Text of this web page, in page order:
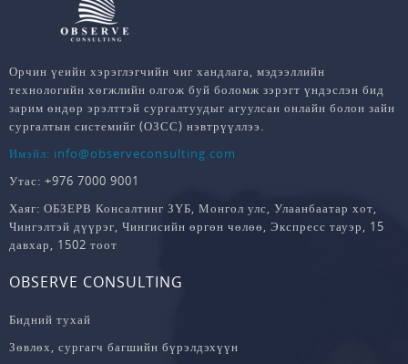
Орчин үеийн хэрэглэгчийн чиг хандлага, мэдээллийн
технологийн хөгжлийн олгож буй боломж зэрэгт үндэслэн бид
зарим өндөр эрэлттэй сургалтуудыг агуулсан онлайн болон зайн
сургалтын системийг (ОЗСС) нэвтрүүллээ.
Имэйл: info@observeconsulting.com
Утас: +976 7000 9001
Хаяг: ОБЗЕРВ Консалтинг ЗҮБ, Монгол улс, Улаанбаатар хот,
Чингэлтэй дүүрэг, Чингисийн өргөн чөлөө, Экспресс тауэр, 15
давхар, 1502 тоот
OBSERVE CONSULTING
Бидний тухай
Зөвлөх, сургагч багшийн бүрэлдэхүүн